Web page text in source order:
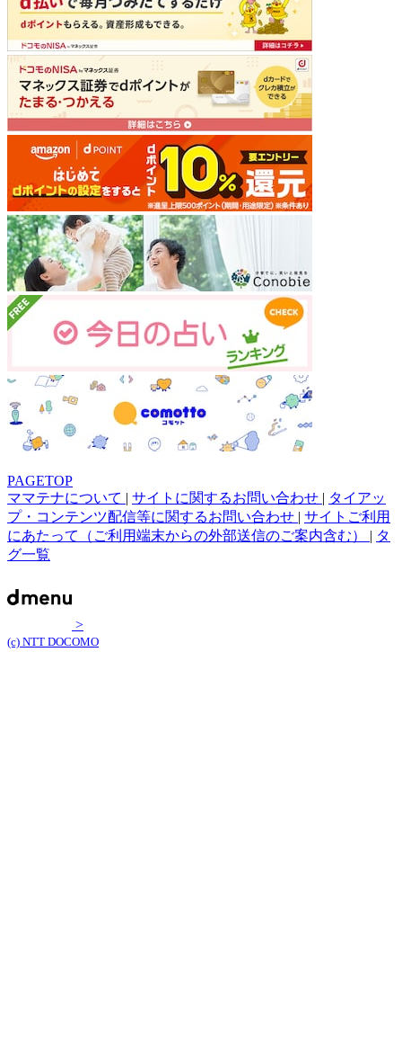
PAGETOP
ママテナについて | サイトに関するお問い合わせ | タイアッ
プ・コンテンツ配信等に関するお問い合わせ | サイトご利用
にあたって（ご利用端末からの外部送信のご案内含む） | タ
グ一覧
>
(c) NTT DOCOMO